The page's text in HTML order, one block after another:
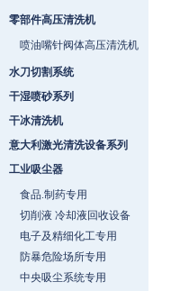
零部件高压清洗机
喷油嘴针阀体高压清洗机
水刀切割系统
干湿喷砂系列
干冰清洗机
意大利激光清洗设备系列
工业吸尘器
食品.制药专用
切削液 冷却液回收设备
电子及精细化工专用
防暴危险场所专用
中央吸尘系统专用